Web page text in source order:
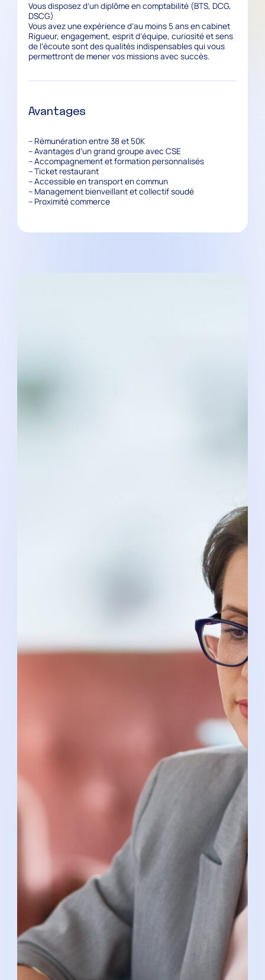
Vous disposez d’un diplôme en comptabilité (BTS, DCG,
DSCG)
Vous avez une expérience d’au moins 5 ans en cabinet
Rigueur, engagement, esprit d’équipe, curiosité et sens
de l’écoute sont des qualités indispensables qui vous
permettront de mener vos missions avec succès.
Avantages
– Rémunération entre 38 et 50K
– Avantages d’un grand groupe avec CSE
– Accompagnement et formation personnalisés
– Ticket restaurant
– Accessible en transport en commun
– Management bienveillant et collectif soudé
– Proximité commerce